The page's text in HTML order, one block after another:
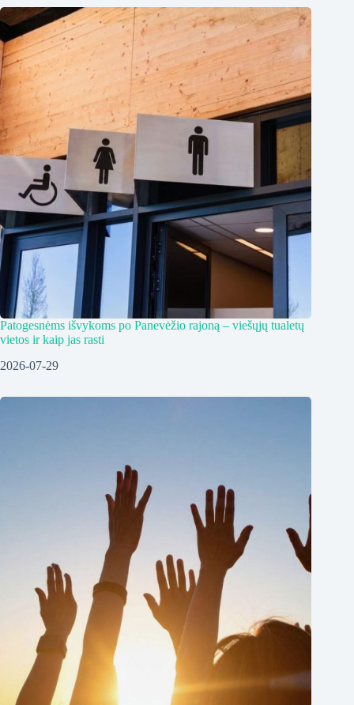
Patogesnėms išvykoms po Panevėžio rajoną – viešųjų tualetų
vietos ir kaip jas rasti
2026-07-29